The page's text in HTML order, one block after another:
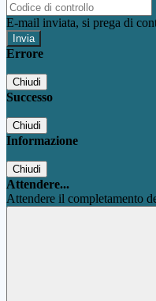
E-mail inviata, si prega di
Errore
Chiudi
Successo
Chiudi
Informazione
Chiudi
Attendere...
Attendere il completamento